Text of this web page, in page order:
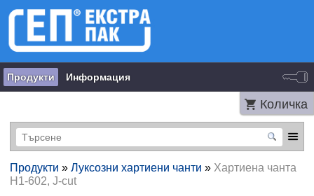
Продукти Информация
Количка
Продукти » Луксозни хартиени чанти » Хартиена чанта
H1-602, J-cut